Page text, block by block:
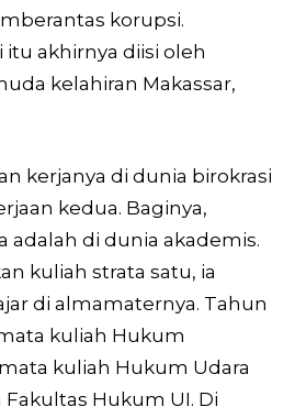
korupsi.
itu akhirnya diisi oleh
kelahiran Makassar,
kerjanya di dunia birokrasi
kedua. Baginya,
adalah di dunia akademis.
kuliah strata satu, ia
di almamaternya. Tahun
kuliah Hukum
kuliah Hukum Udara
Hukum UI. Di